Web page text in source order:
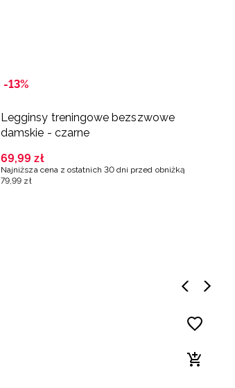
-13%
Legginsy treningowe bezszwowe
damskie - czarne
69,99 zł
Najniższa cena z ostatnich 30 dni przed obniżką
79 ,99 zł